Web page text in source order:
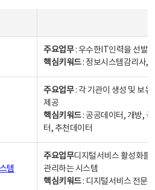
주요업무: 우수한IT인력을 선발
핵심키워드: 정보시스템감리사,
주요업무: 각 기관이 생성 및 보
제공
핵심키워드: 공공데이터, 개방,
터, 추천데이터
템
주요업무디지털서비스 활성화를
관리하는 시스템
핵심키워드: 디지털서비스 전문